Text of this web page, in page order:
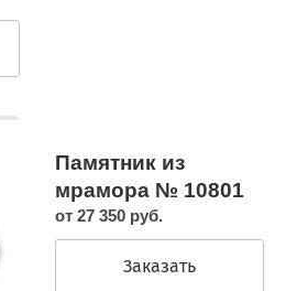
Памятник из
мрамора № 10801
от 27 350 руб.
Заказать